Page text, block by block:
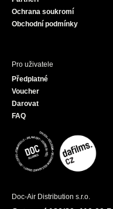
Ochrana soukromí
Obchodní podmínky
Pro uživatele
Předplatné
Voucher
Darovat
FAQ
Doc-Air Distribution s.r.o.